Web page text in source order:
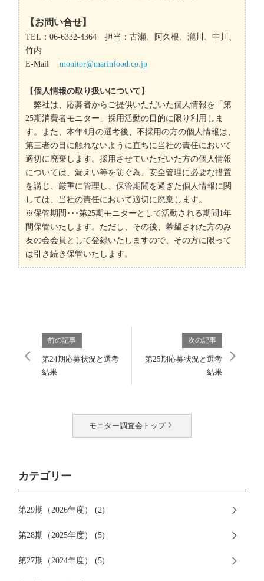
【お問い合せ】
TEL：06-6332-4364 担当：古瀬、阿久根、瀧川、中川、
竹内
E-Mailmonitor@marinfood.co.jp
【個人情報の取り扱いについて】
弊社は、応募者からご提供いただいた個人情報を「第
25期消費者モニター」採用活動の目的に限り利用しま
す。また、本年4月の選考後、不採用の方の個人情報は、
第三者の目に触れないように直ちに当社の責任において
適切に廃棄します。採用させていただいた方の個人情報
については、漏えい等を防ぐ為、安全管理に必要な措置
を講じ、厳重に管理し、保管期間を過ぎた個人情報に関
しては、当社の責任において適切に廃棄します。
※保管期間･･･第25期モニターとして活動される期間1年
間保管いたします。ただし、その後、希望された方のみ
友の会会員として登録いたしますので、その方に限って
は引き続き保管いたします。
前の記事
第24期応募状況と選考
結果
次の記事
第25期応募状況と選考
結果
モニター調査会トップ
カテゴリー
第29期（2026年度） (2)
第28期（2025年度） (5)
第27期（2024年度） (5)